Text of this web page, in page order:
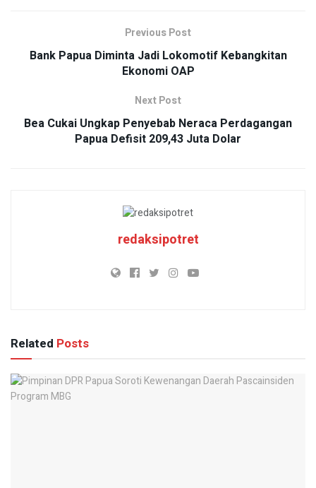
Previous Post
Bank Papua Diminta Jadi Lokomotif Kebangkitan
Ekonomi OAP
Next Post
Bea Cukai Ungkap Penyebab Neraca Perdagangan
Papua Defisit 209,43 Juta Dolar
redaksipotret
Related Posts